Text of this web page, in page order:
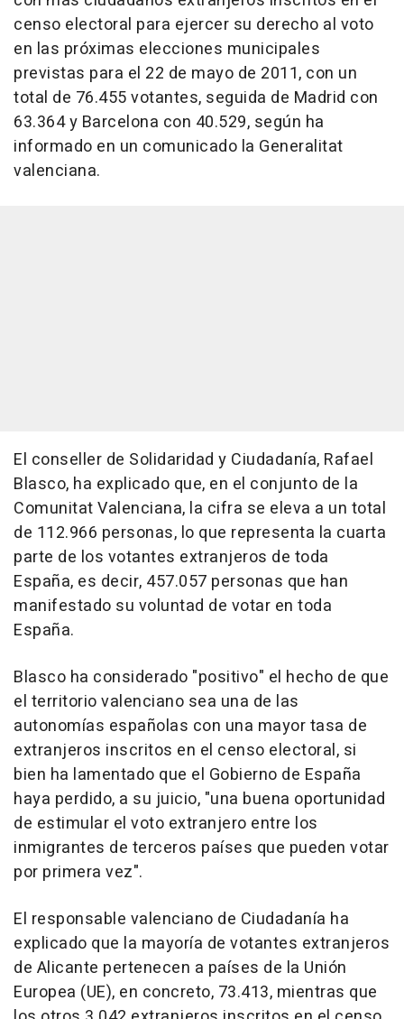
censo electoral para ejercer su derecho al voto
en las próximas elecciones municipales
previstas para el 22 de mayo de 2011, con un
total de 76.455 votantes, seguida de Madrid con
63.364 y Barcelona con 40.529, según ha
informado en un comunicado la Generalitat
valenciana.
El conseller de Solidaridad y Ciudadanía, Rafael
Blasco, ha explicado que, en el conjunto de la
Comunitat Valenciana, la cifra se eleva a un total
de 112.966 personas, lo que representa la cuarta
parte de los votantes extranjeros de toda
España, es decir, 457.057 personas que han
manifestado su voluntad de votar en toda
España.
Blasco ha considerado "positivo" el hecho de que
el territorio valenciano sea una de las
autonomías españolas con una mayor tasa de
extranjeros inscritos en el censo electoral, si
bien ha lamentado que el Gobierno de España
haya perdido, a su juicio, "una buena oportunidad
de estimular el voto extranjero entre los
inmigrantes de terceros países que pueden votar
por primera vez".
El responsable valenciano de Ciudadanía ha
explicado que la mayoría de votantes extranjeros
de Alicante pertenecen a países de la Unión
Europea (UE), en concreto, 73.413, mientras que